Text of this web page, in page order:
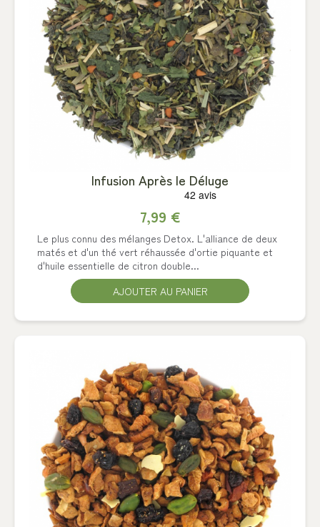
Infusion Après le Déluge
7,99 €
Le plus connu des mélanges Detox. L'alliance de deux
matés et d'un thé vert réhaussée d'ortie piquante et
d'huile essentielle de citron double...
AJOUTER AU PANIER